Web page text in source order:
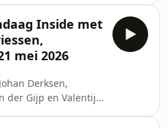
harde uithaal
en de scheids van
listener
Inside met
mei 2026
Derksen,
der Gijp en Valentijn